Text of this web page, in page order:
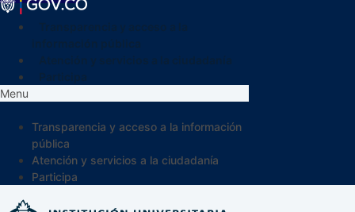
Menu
Transparencia y acceso a la información
pública
Atención y servicios a la ciudadanía
Participa